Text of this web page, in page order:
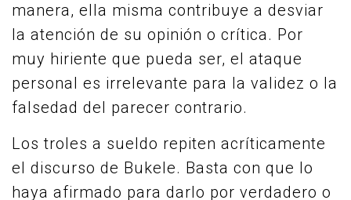
manera, ella misma contribuye a desviar
la atención de su opinión o crítica. Por
muy hiriente que pueda ser, el ataque
personal es irrelevante para la validez o la
falsedad del parecer contrario.
Los troles a sueldo repiten acríticamente
el discurso de Bukele. Basta con que lo
haya afirmado para darlo por verdadero o